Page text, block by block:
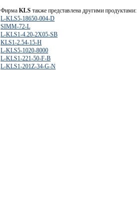
Фирма KLS также представлена другими продуктами:
L-KLS5-18650-004-D
SIMM-72-L
L-KLS1-4.20-2X05-SB
KLS1-2.54-15-H
L-KLS5-1020-8000
L-KLS1-221-50-F-B
L-KLS1-201Z-34-G-N